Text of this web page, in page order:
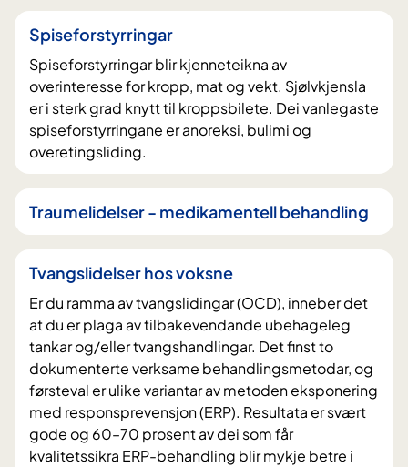
Spiseforstyrringar
Spiseforstyrringar blir kjenneteikna av
overinteresse for kropp, mat og vekt. Sjølvkjensla
er i sterk grad knytt til kroppsbilete. Dei vanlegaste
spiseforstyrringane er anoreksi, bulimi og
overetingsliding.
Traumelidelser - medikamentell behandling
Tvangslidelser hos voksne
Er du ramma av tvangslidingar (OCD), inneber det
at du er plaga av tilbakevendande ubehageleg
tankar og/eller tvangshandlingar. Det finst to
dokumenterte verksame behandlingsmetodar, og
førsteval er ulike variantar av metoden eksponering
med responsprevensjon (ERP). Resultata er svært
gode og 60–70 prosent av dei som får
kvalitetssikra ERP-behandling blir mykje betre i